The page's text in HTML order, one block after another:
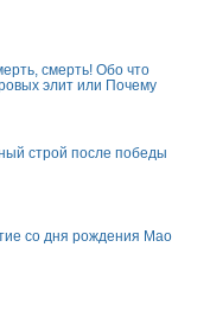
смерть! Обо что
элит или Почему
строй после победы
со дня рождения Мао